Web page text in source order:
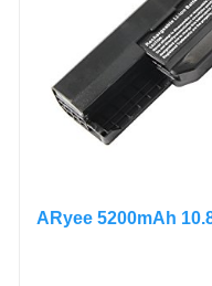
ARyee 5200mAh